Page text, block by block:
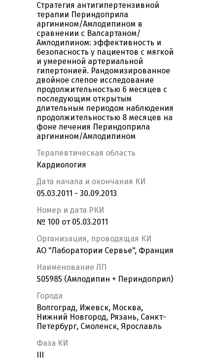
Стратегия антигипертензивной
терапии Периндоприла
аргинином/Амлодипином в
сравнении с Валсартаном/
Амлодипином: эффективность и
безопасность у пациентов с мягкой
и умеренной артериальной
гипертонией. Рандомизированное
двойное слепое исследование
продолжительностью 6 месяцев с
последующим открытым
длительным периодом наблюдения
продолжительностью 8 месяцев на
фоне лечения Периндоприла
аргинином/Амлодипином
Терапевтическая область
Кардиология
Дата начала и окончания КИ
05.03.2011 - 30.09.2013
Номер и дата РКИ
№ 100 от 05.03.2011
Организация, проводящая КИ
АО "Лаборатории Сервье", Франция
Наименование ЛП
S05985 (Амлодипин + Периндоприл)
Города
Волгоград, Ижевск, Москва,
Нижний Новгород, Рязань, Санкт-
Петербург, Смоленск, Ярославль
Фаза КИ